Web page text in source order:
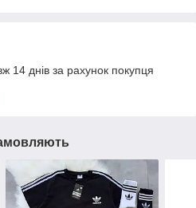
14 днів за рахунок покупця